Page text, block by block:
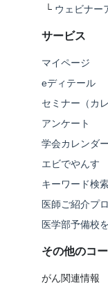
└ ウェビナー
サービス
マイページ
eディテール
セミナー（カ
アンケート
学会カレンダー
エビでやんす
キーワード検
医師ご紹介プ
医学部予備校
その他のコ
がん関連情報